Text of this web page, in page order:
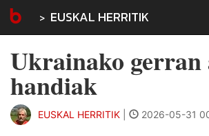
EUSKAL HERRITIK
Ukrainako gerran
handiak
EUSKAL HERRITIK 2026-05-31